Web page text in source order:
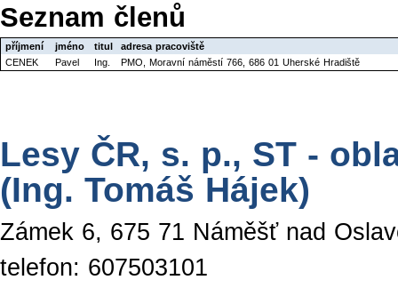
Seznam členů
příjmení jméno titul
adresa pracoviště
CENEK
Pavel Ing. PMO, Moravní náměstí 766, 686 01 Uherské Hradiště
Lesy ČR, s. p., ST -
(Ing. Tomáš Hájek)
Zámek 6, 675 71 Náměšť nad
telefon: 607503101